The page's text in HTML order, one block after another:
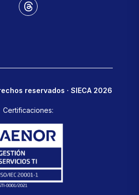
reservados · SIECA 2026
Certificaciones: